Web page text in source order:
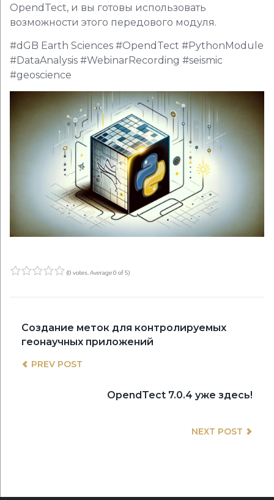
OpendTect, и вы готовы использовать
возможности этого передового модуля.
#dGB Earth Sciences #OpendTect #PythonModule
#DataAnalysis #WebinarRecording #seismic
#geoscience
(0 votes. Average0 of 5)
НАВИГАЦИЯ
ПО
ЗАПИСЯМ
Создание меток для контролируемых
геонаучных приложений
PREV POST
Previous
post:
OpendTect 7.0.4 уже здесь!
NEXT POST